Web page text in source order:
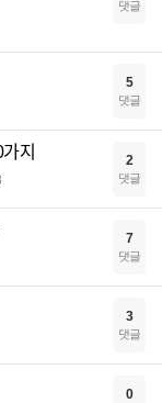
댓글
5
댓글
2
댓글
7
댓글
3
댓글
0